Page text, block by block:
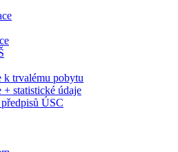
k trvalému pobytu
+ statistické údaje
ÚSC